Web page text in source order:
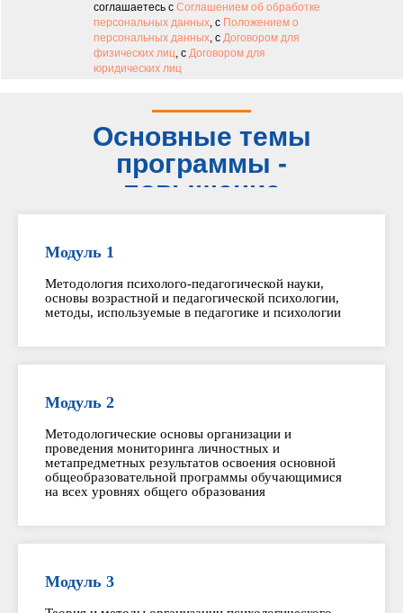
соглашаетесь с Соглашением об обработке
персональных данных, с Положением о
персональных данных, с Договором для
физических лиц, с Договором для
юридических лиц
Основные темы
программы -
повышение
квалификации
психологов
Модуль 1
Методология психолого-педагогической науки,
основы возрастной и педагогической психологии,
методы, используемые в педагогике и психологии
Модуль 2
Методологические основы организации и
проведения мониторинга личностных и
метапредметных результатов освоения основной
общеобразовательной программы обучающимися
на всех уровнях общего образования
Модуль 3